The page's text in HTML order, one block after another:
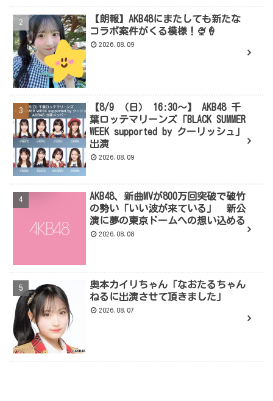
【朗報】AKB48にまたしても新たな
コラボ案件がくる模様！🍨🍦
2026.08.09
【8/9 （日） 16:30～】 AKB48 千
葉ロッテマリーンズ「BLACK SUMMER
WEEK supported by クーリッシュ」
出演
2026.08.09
AKB48、新曲MVが800万回突破で破竹
の勢い「いい波が来ている」 新公
演に夢の東京ドームへの想い込める
2026.08.08
奥本カイリちゃん「なおたるちゃん
ねるに出演させて頂きました」
2026.08.07